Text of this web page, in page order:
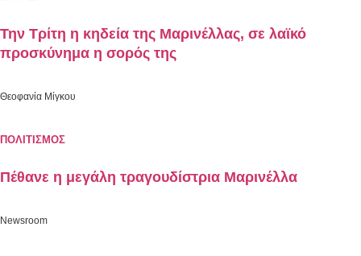
Την Τρίτη η κηδεία της Μαρινέλλας, σε λαϊκό
προσκύνημα η σορός της
Θεοφανία Μίγκου
ΠΟΛΙΤΙΣΜΟΣ
Πέθανε η μεγάλη τραγουδίστρια Μαρινέλλα
Newsroom